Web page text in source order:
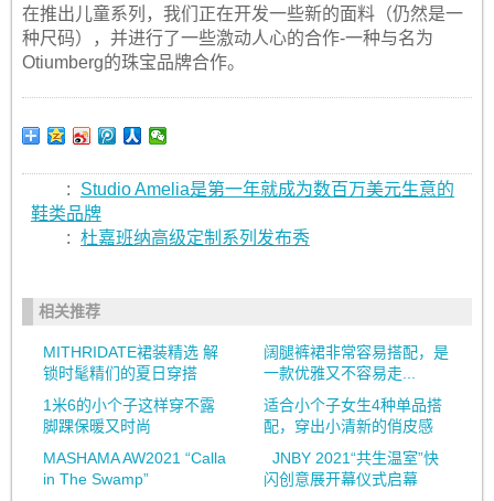
在推出儿童系列，我们正在开发一些新的面料（仍然是一
种尺码），并进行了一些激动人心的合作-一种与名为
Otiumberg的珠宝品牌合作。
:
Studio Amelia是第一年就成为数百万美元生意的
鞋类品牌
: 杜嘉班纳高级定制系列发布秀
相关推荐
MITHRIDATE裙装精选 解
锁时髦精们的夏日穿搭
阔腿裤裙非常容易搭配，是
一款优雅又不容易走...
1米6的小个子这样穿不露
脚踝保暖又时尚
适合小个子女生4种单品搭
配，穿出小清新的俏皮感
MASHAMA AW2021 “Calla
in The Swamp”
JNBY 2021“共生温室”快
闪创意展开幕仪式启幕